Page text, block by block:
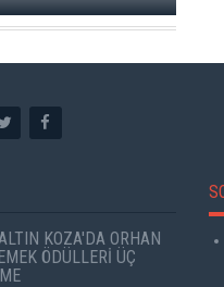
KOZA'DA ORHAN
ÖDÜLLERİ ÜÇ